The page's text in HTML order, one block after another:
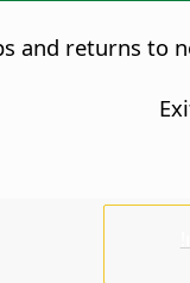
and returns to